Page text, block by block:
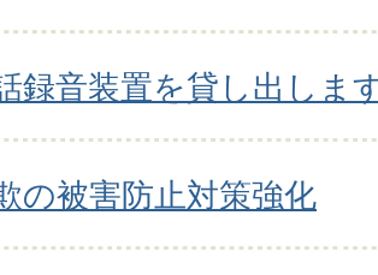
録音装置を貸し出しま
の被害防止対策強化